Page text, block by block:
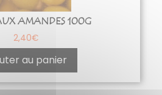
AMANDES 100G
2,40€
au panier